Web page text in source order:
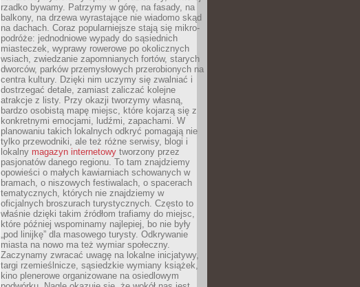
rzadko bywamy. Patrzymy w górę, na fasady, na
balkony, na drzewa wyrastające nie wiadomo skąd
na dachach. Coraz popularniejsze stają się mikro-
podróże: jednodniowe wypady do sąsiednich
miasteczek, wyprawy rowerowe po okolicznych
wsiach, zwiedzanie zapomnianych fortów, starych
dworców, parków przemysłowych przerobionych na
centra kultury. Dzięki nim uczymy się zwalniać i
dostrzegać detale, zamiast zaliczać kolejne
atrakcje z listy. Przy okazji tworzymy własną,
bardzo osobistą mapę miejsc, które kojarzą się z
konkretnymi emocjami, ludźmi, zapachami. W
planowaniu takich lokalnych odkryć pomagają nie
tylko przewodniki, ale też różne serwisy, blogi i
lokalny magazyn internetowy tworzony przez
pasjonatów danego regionu. To tam znajdziemy
opowieści o małych kawiarniach schowanych w
bramach, o niszowych festiwalach, o spacerach
tematycznych, których nie znajdziemy w
oficjalnych broszurach turystycznych. Często to
właśnie dzięki takim źródłom trafiamy do miejsc,
które później wspominamy najlepiej, bo nie były
„pod linijkę” dla masowego turysty. Odkrywanie
miasta na nowo ma też wymiar społeczny.
Zaczynamy zwracać uwagę na lokalne inicjatywy,
targi rzemieślnicze, sąsiedzkie wymiany książek,
kino plenerowe organizowane na osiedlowym